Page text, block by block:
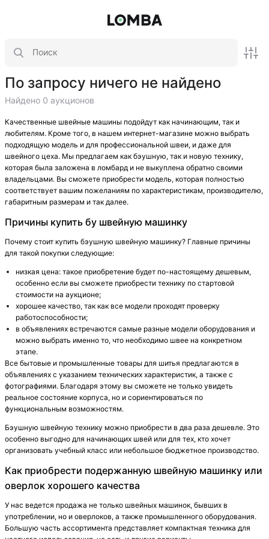
По запросу ничего не найдено
Найдено 0 аукционов
Качественные швейные машины подойдут как начинающим, так и
любителям. Кроме того, в нашем интернет-магазине можно выбрать
подходящую модель и для профессиональной швеи, и даже для
швейного цеха. Мы предлагаем как бэушную, так и новую технику,
которая была заложена в ломбард и не выкуплена обратно своими
владельцами. Вы сможете приобрести модель, которая полностью
соответствует вашим пожеланиям по характеристикам, производителю,
габаритным размерам и так далее.
Причины купить бу швейную машинку
Почему стоит купить бэушную швейную машинку? Главные причины
для такой покупки следующие:
низкая цена: такое приобретение будет по-настоящему дешевым,
особенно если вы сможете приобрести технику по стартовой
стоимости на аукционе;
хорошее качество, так как все модели проходят проверку
работоспособности;
в объявлениях встречаются самые разные модели оборудования и
можно выбрать именно то, что необходимо швее на конкретном
этапе.
Все бытовые и промышленные товары для шитья предлагаются в
объявлениях с указанием технических характеристик, а также с
фотографиями. Благодаря этому вы сможете не только увидеть
реальное состояние корпуса, но и сориентироваться по
функциональным возможностям.
Бэушную швейную технику можно приобрести в два раза дешевле. Это
особенно выгодно для начинающих швей или для тех, кто хочет
организовать учебный класс или небольшое бюджетное производство.
Как приобрести подержанную швейную машинку или
оверлок хорошего качества
У нас ведется продажа не только швейных машинок, бывших в
употреблении, но и оверлоков, а также промышленного оборудования.
Большую часть ассортимента представляет компактная техника для